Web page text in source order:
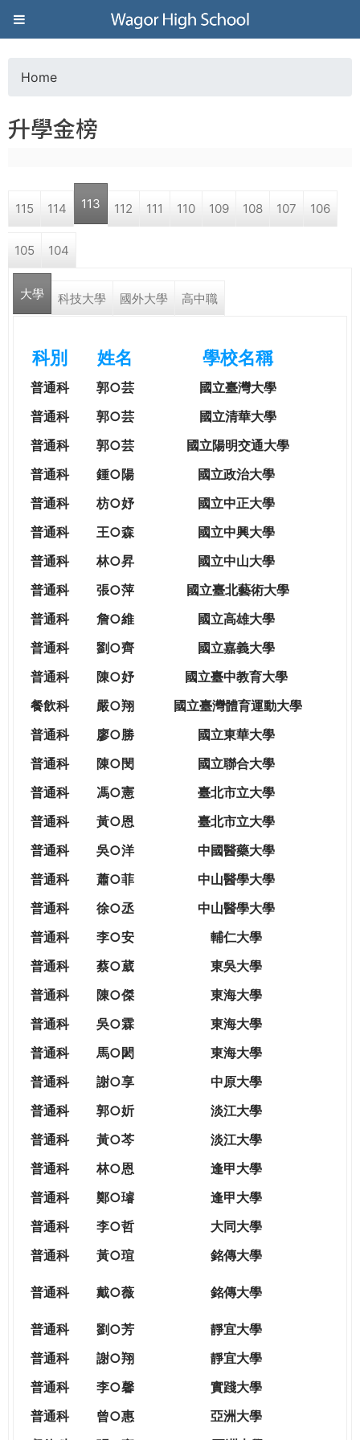
Jump to navigation
葳
格
高
學
WAGOR
TODAY
WORLD
TOMORROW
CITIZENSHIP
o
a
r
e
e
Home
升學金榜
115 114 113 112 111 110 109 108 107 106
105 104
大學 科技大學 國外大學 高中職
科別 姓名 學校名稱
普通科 郭○芸
國立臺灣大學
普通科
郭○芸
國立清華大學
普通科
郭○芸
國立陽明交通大學
普通科
鍾○陽
國立政治大學
普通科
枋○妤
國立中正大學
普通科
王○森
國立中興大學
普通科
林○昇
國立中山大學
普通科
張○萍
國立臺北藝術大學
普通科
詹○維
國立高雄大學
普通科
劉○齊
國立嘉義大學
普通科
陳○妤
國立臺中教育大學
餐飲科
嚴○翔 國立臺灣體育運動大學
普通科
廖○勝
國立東華大學
普通科
陳○閔
國立聯合大學
普通科
馮○憲
臺北市立大學
普通科
黃○恩
臺北市立大學
普通科 吳○洋
中國醫藥大學
普通科
蕭○菲
中山醫學大學
普通科
徐○丞
中山醫學大學
普通科
李○安
輔仁大學
普通科
蔡○葳
東吳大學
普通科
陳○傑
東海大學
普通科
吳○霖
東海大學
普通科
馬○閎
東海大學
普通科
謝○享
中原大學
普通科
郭○妡
淡江大學
普通科
黃○芩
淡江大學
普通科
林○恩
逢甲大學
普通科
鄭○璿
逢甲大學
普通科
李○哲
大同大學
普通科
黃○瑄 銘傳大學
普通科 戴○薇 銘傳大學
普通科 劉○芳
靜宜大學
普通科
謝○翔
靜宜大學
普通科
李○馨
實踐大學
普通科
曾○惠
亞洲大學